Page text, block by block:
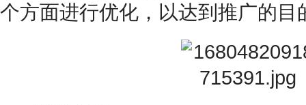
个方面进行优化，以达到推广的目